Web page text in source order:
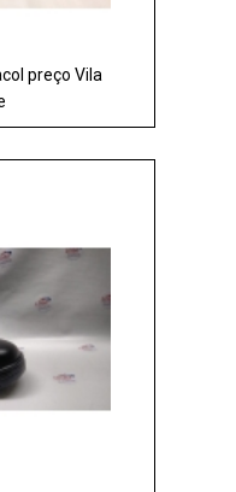
preço Vila